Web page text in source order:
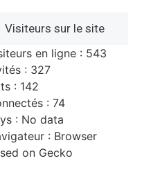
Visiteurs sur le site
en ligne : 543
: 327
: 142
: 74
: No data
: Browser
on Gecko